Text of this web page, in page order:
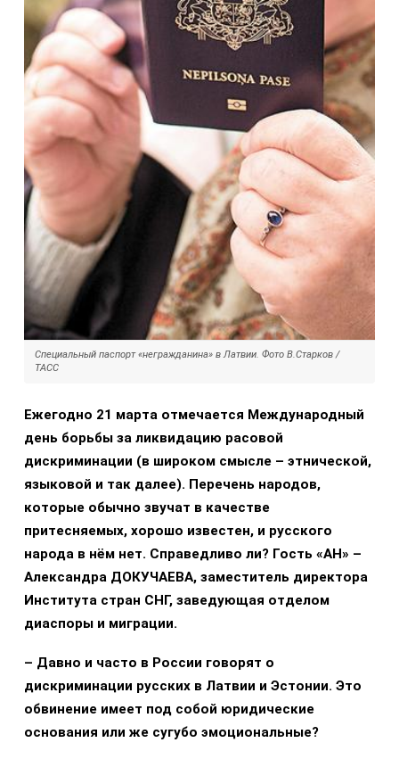
Специальный паспорт «негражданина» в Латвии. Фото В.Старков /
ТАСС
Ежегодно 21 марта отмечается Международный
день борьбы за ликвидацию расовой
дискриминации (в широком смысле – этнической,
языковой и так далее). Перечень народов,
которые обычно звучат в качестве
притесняемых, хорошо известен, и русского
народа в нём нет. Справедливо ли? Гость «АН» –
Александра ДОКУЧАЕВА, заместитель директора
Института стран СНГ, заведующая отделом
диаспоры и миграции.
– Давно и часто в России говорят о
дискриминации русских в Латвии и Эстонии. Это
обвинение имеет под собой юридические
основания или же сугубо эмоциональные?